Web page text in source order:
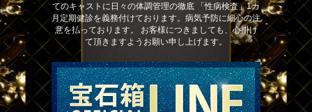
てのキャストに日々の体調管理の徹底 「性病検査」1カ
月定期健診を義務付けております。病気予防に細心の注
意を払っております。 お客様につきましても、心掛け
て頂きますようお願い申し上げます。